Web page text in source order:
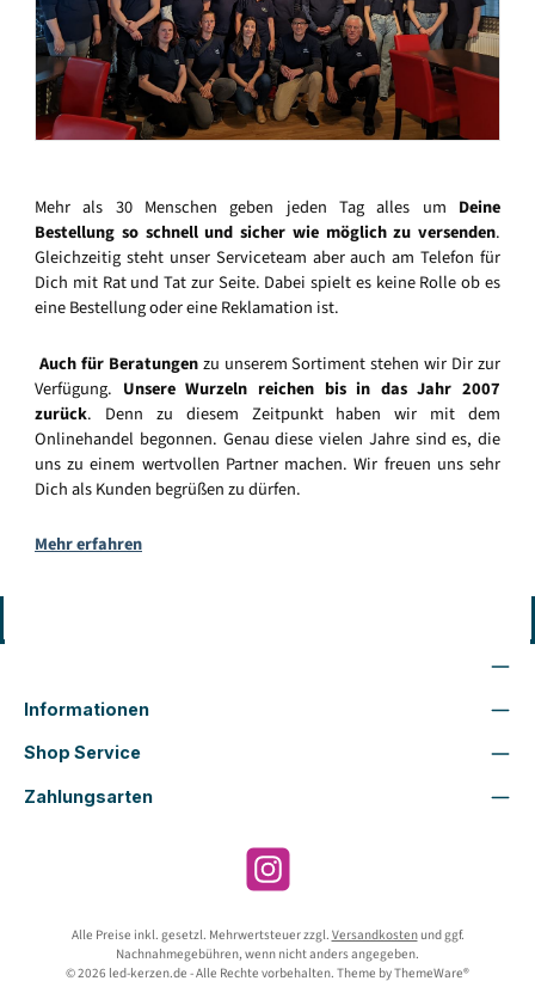
Mehr als 30 Menschen geben jeden Tag alles um Deine
Bestellung so schnell und sicher wie möglich zu versenden.
Gleichzeitig steht unser Serviceteam aber auch am Telefon für
Dich mit Rat und Tat zur Seite. Dabei spielt es keine Rolle ob es
eine Bestellung oder eine Reklamation ist.
Auch für Beratungenzu unserem Sortiment stehen wir Dir zur
Verfügung. Unsere Wurzeln reichen bis in das Jahr 2007
zurück. Denn zu diesem Zeitpunkt haben wir mit dem
Onlinehandel begonnen. Genau diese vielen Jahre sind es, die
uns zu einem wertvollen Partner machen. Wir freuen uns sehr
Dich als Kunden begrüßen zu dürfen.
Mehr erfahren
Informationen
Shop Service
Zahlungsarten
Instagram
Alle Preise inkl. gesetzl. Mehrwertsteuer zzgl. Versandkostenund ggf.
Nachnahmegebühren, wenn nicht anders angegeben.
© 2026 led-kerzen.de - Alle Rechte vorbehalten. Theme byThemeWare®